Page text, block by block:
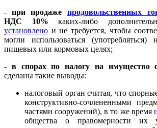
-при продаже продовольственных
НДС 10% каких-либо
установлено и не требуется, чтобы
могли использоваться (употребляться)
пищевых или кормовых целях;
- в спорах по налогу на имущество
сделаны такие выводы:
налоговый орган считая, что
конструктивно-сочлененными
частями сооружений), в то же время
общества о правомерности их